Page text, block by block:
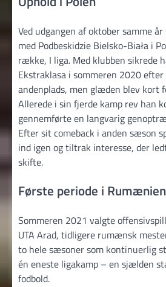
Ved udgangen af oktober samme
med Podbeskidzie Bielsko-Biała i
række, I liga. Med klubben sikrede
Ekstraklasa i sommeren 2020
andenplads, men glæden blev kort
Allerede i sin fjerde kamp rev han
gennemførte en langvarig
Efter sit comeback i anden sæson
ind igen og tiltrak interesse, der
skifte.
Første periode i Rumænien
Sommeren 2021 valgte
UTA Arad, tidligere rumænsk
to hele sæsoner som kontinuerlig
én eneste ligakamp – en sjælden
fodbold.